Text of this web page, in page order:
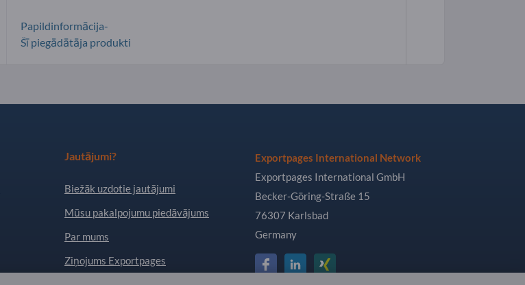
Papildinformācija-
Šī piegādātāja produkti
Jautājumi?
Biežāk uzdotie jautājumi
Mūsu pakalpojumu piedāvājums
Par mums
Ziņojums Exportpages
Exportpages International Network
Exportpages International GmbH
Becker-Göring-Straße 15
76307 Karlsbad
Germany